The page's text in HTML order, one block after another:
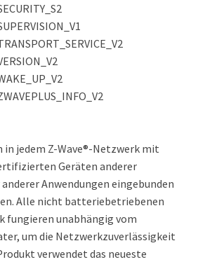
in jedem Z-Wave®-Netzwerk mit
Geräten anderer
Anwendungen eingebunden
Alle nicht batteriebetriebenen
fungieren unabhängig vom
um die Netzwerkzuverlässigkeit
verwendet das neueste